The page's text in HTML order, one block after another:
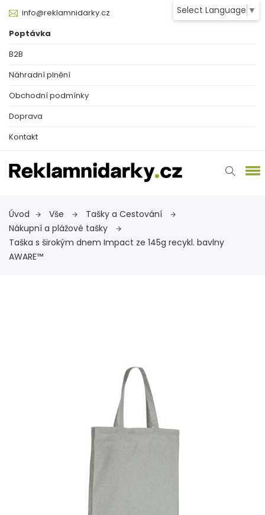
Select Language ▼
info@reklamnidarky.cz
Poptávka
B2B
Náhradní plnění
Obchodní podmínky
Doprava
Kontakt
Úvod Vše
Tašky a Cestování
Nákupní a plážové tašky
Taška s širokým dnem Impact ze 145g recykl. bavlny
AWARE™